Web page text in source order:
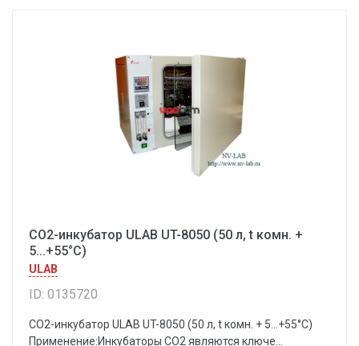
CO2-инкубатор ULAB UT-8050 (50 л, t комн. +
5...+55°С)
ULAB
ID: 0135720
CO2-инкубатор ULAB UT-8050 (50 л, t комн. + 5...+55°С)
Применение:Инкубаторы СО2 являются ключе...